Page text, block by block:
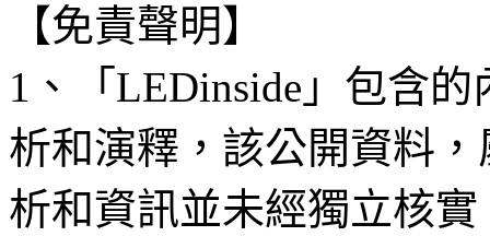
【免責聲明】
1、「LEDinside」包含
析和演釋，該公開資料
析和資訊並未經獨立核